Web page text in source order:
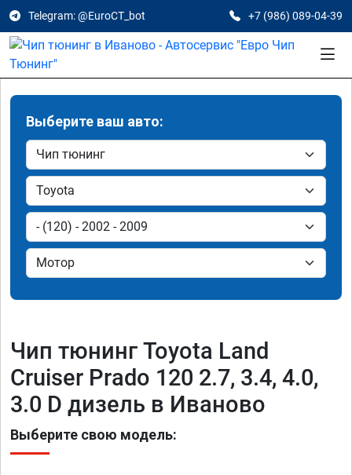
Telegram: @EuroCT_bot +7 (986) 089-04-39
Выберите ваш авто:
Чип тюнинг Toyota Land
Cruiser Prado 120 2.7, 3.4, 4.0,
3.0 D дизель в Иваново
Выберите свою модель: